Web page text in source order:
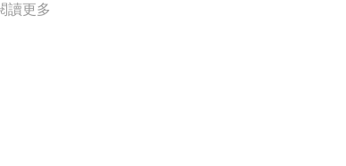
讀更多